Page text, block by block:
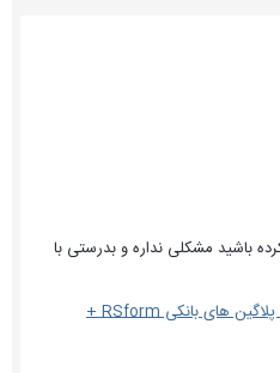
باشید مشکلی نداره و بدرستی با
هدیه ▼▲ هدیه ویژه میلاد نور▼▲ پلاگین های بانکی RSform +